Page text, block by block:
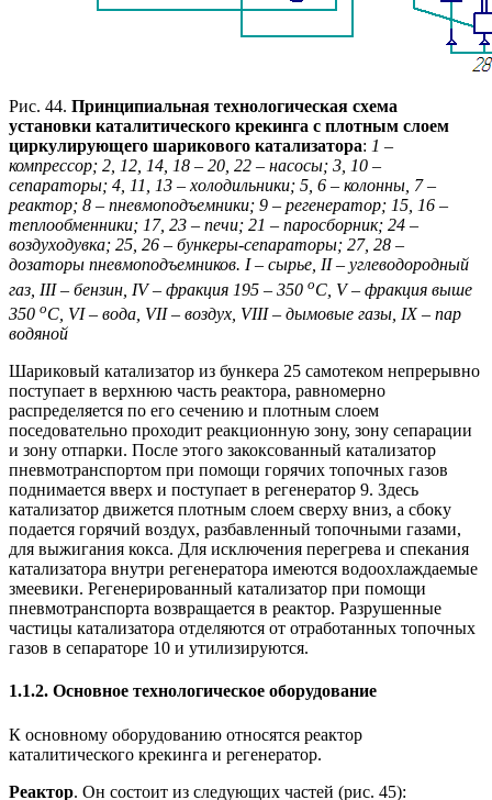
Рис. 44. Принципиальная технологическая схема
установки каталитического крекинга с плотным слоем
циркулирующего шарикового катализатора: 1 –
компрессор; 2, 12, 14, 18 – 20, 22 – насосы; 3, 10 –
сепараторы; 4, 11, 13 – холодильники; 5, 6 – колонны, 7 –
реактор; 8 – пневмоподъемники; 9 – регенератор; 15, 16 –
теплообменники; 17, 23 – печи; 21 – паросборник; 24 –
воздуходувка; 25, 26 – бункеры-сепараторы; 27, 28 –
дозаторы пневмоподъемников. I – сырье, II – углеводородный
газ, III – бензин, IV – фракция 195 – 350 оС, V – фракция выше
350 оС, VI – вода, VII – воздух, VIII – дымовые газы, IX – пар
водяной
Шариковый катализатор из бункера 25 самотеком непрерывно
поступает в верхнюю часть реактора, равномерно
распределяется по его сечению и плотным слоем
поседовательно проходит реакционную зону, зону сепарации
и зону отпарки. После этого закоксованный катализатор
пневмотранспортом при помощи горячих топочных газов
поднимается вверх и поступает в регенератор 9. Здесь
катализатор движется плотным слоем сверху вниз, а сбоку
подается горячий воздух, разбавленный топочными газами,
для выжигания кокса. Для исключения перегрева и спекания
катализатора внутри регенератора имеются водоохлаждаемые
змеевики. Регенерированный катализатор при помощи
пневмотранспорта возвращается в реактор. Разрушенные
частицы катализатора отделяются от отработанных топочных
газов в сепараторе 10 и утилизируются.
1.1.2. Основное технологическое оборудование
К основному оборудованию относятся реактор
каталитического крекинга и регенератор.
Реактор. Он состоит из следующих частей (рис. 45):